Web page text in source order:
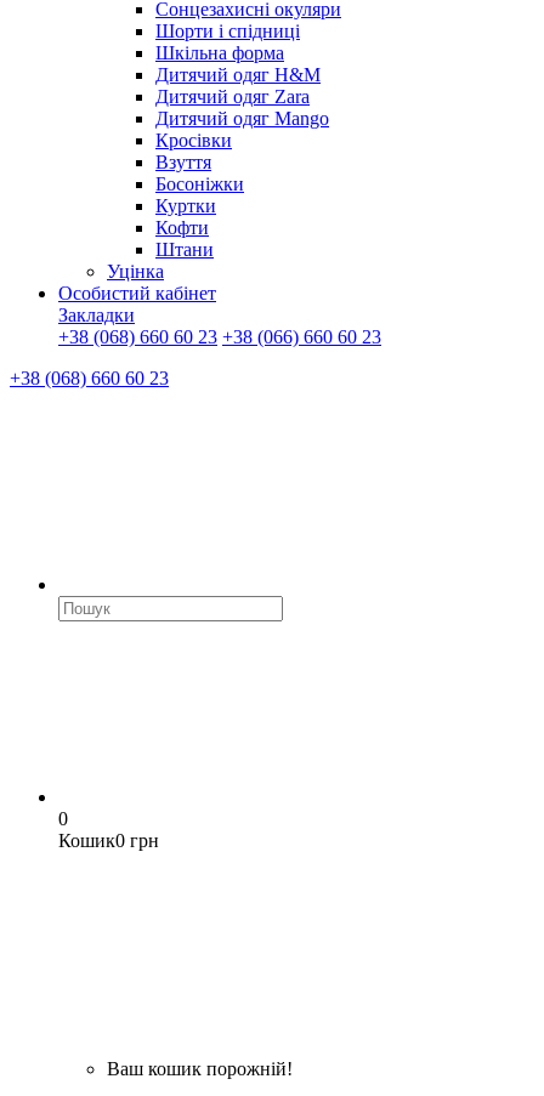
Сонцезахисні окуляри
Шорти і спідниці
Шкільна форма
Дитячий одяг H&M
Дитячий одяг Zara
Дитячий одяг Mango
Кросівки
Взуття
Босоніжки
Куртки
Кофти
Штани
Уцінка
Особистий кабінет
Закладки
+38 (068) 660 60 23 +38 (066) 660 60 23
+38 (068) 660 60 23
0
Кошик0 грн
Ваш кошик порожній!